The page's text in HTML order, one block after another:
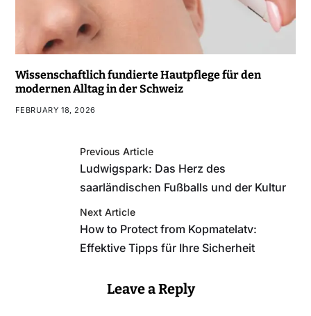
Wissenschaftlich fundierte Hautpflege für den
modernen Alltag in der Schweiz
FEBRUARY 18, 2026
Previous Article
Ludwigspark: Das Herz des
saarländischen Fußballs und der Kultur
Next Article
How to Protect from Kopmatelatv:
Effektive Tipps für Ihre Sicherheit
Leave a Reply